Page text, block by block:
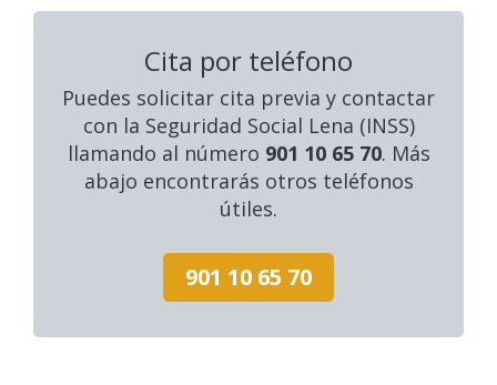
Cita por teléfono
Puedes solicitar cita previa y contactar
con la Seguridad Social Lena (INSS)
llamando al número 901 10 65 70. Más
abajo encontrarás otros teléfonos
útiles.
901 10 65 70